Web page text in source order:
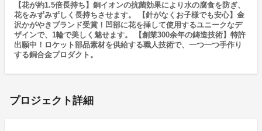
【花が約1.5倍長持ち】銅イオンの抗菌効果により水の腐食を防ぎ、
花をみずみずしく長持ちさせます。 【針がなくお子様でも安心】金
沢かがやきブランド受賞！凹部に花を挿して使用するユニークなデ
ザインで、1輪で美しく魅せます。 【創業300余年の鋳造技術】特許
出願中！ロケット部品素材を供給する職人技術で、一つ一つ手作り
する銅合金プロダクト。
プロジェクト詳細